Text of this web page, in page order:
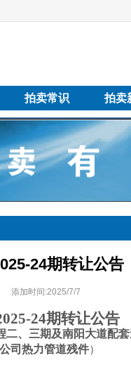
拍卖常识 拍卖
24期转让公告
添加时间:2025/7/7
5-24期转让公告
二、三期及南阳大道配
公司热力管道残件）